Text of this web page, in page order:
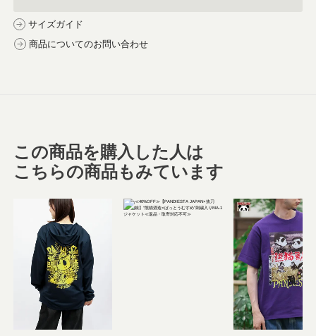
サイズガイド
商品についてのお問い合わせ
この商品を購入した人は
こちらの商品もみています